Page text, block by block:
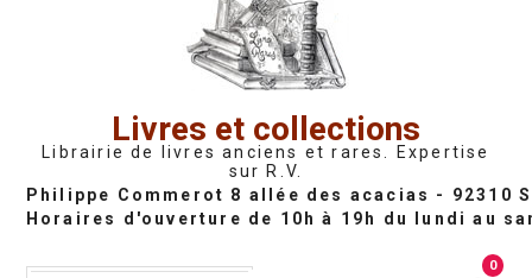
Livres et collections
Librairie de livres anciens et rares. Expertise
sur R.V.
0